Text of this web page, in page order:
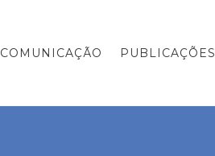
COMUNICAÇÃO PUBLICAÇÕES